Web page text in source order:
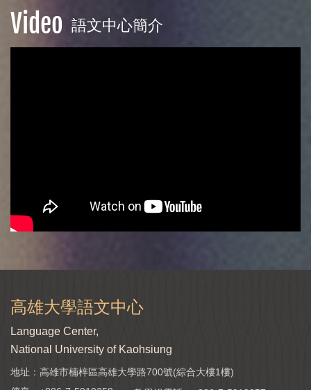
Video 語文中心簡介
高雄大學語文中心
Language Center,
National University of Kaohsiung
地址：高雄市楠梓區高雄大學路700號(綜合大樓1樓)